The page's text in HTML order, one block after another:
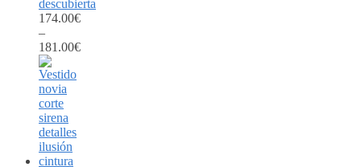
descubierta
174.00€
–
181.00€